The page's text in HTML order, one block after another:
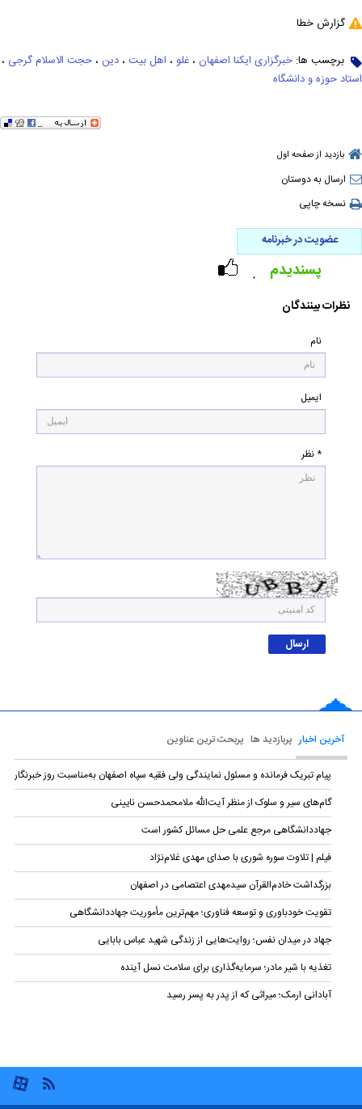
گزارش خطا
برچسب ها: خبرگزاری ایکنا اصفهان ، غلو ، اهل بیت ، دین ، حجت الاسلام گرجی ،
استاد حوزه و دانشگاه
بازدید از صفحه اول
ارسال به دوستان
نسخه چاپی
عضویت در خبرنامه
۰ پسندیدم
نظرات بینندگان
نام
ایمیل
* نظر
آخرین اخبار پربازدید ها پربحث ترین عناوین
پیام تبریک فرمانده و مسئول نمایندگی ولی فقیه سپاه اصفهان به‌مناسبت روز خبرنگار
گام‌های سیر و سلوک از منظر آیت‌الله ملامحمدحسن نایینی
جهاددانشگاهی مرجع علمی حل مسائل کشور است
فیلم | تلاوت سوره شوری با صدای مهدی غلام‌نژاد
بزرگداشت خادم‌القرآن سیدمهدی اعتصامی در اصفهان
تقویت خودباوری و توسعه فناوری؛ مهم‌ترین مأموریت جهاددانشگاهی
جهاد در میدان نفس؛ روایت‌هایی از زندگی شهید عباس بابایی
تغذیه با شیر مادر؛ سرمایه‌گذاری برای سلامت نسل آینده
آبادانی ارمک؛ میراثی که از پدر به پسر رسید